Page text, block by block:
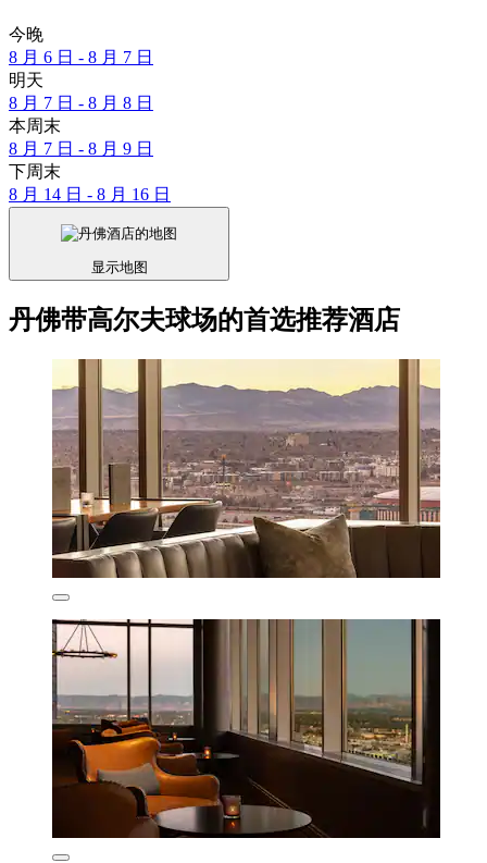
今晚
8 月 6 日 - 8 月 7 日
明天
8 月 7 日 - 8 月 8 日
本周末
8 月 7 日 - 8 月 9 日
下周末
8 月 14 日 - 8 月 16 日
显示地图
丹佛带高尔夫球场的首选推荐酒店